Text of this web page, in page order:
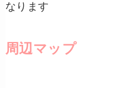
なります
周辺マップ